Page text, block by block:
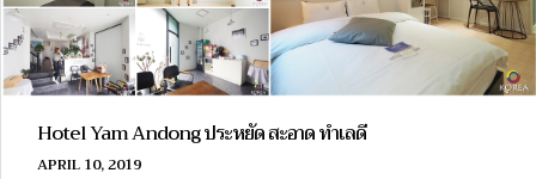
Hotel Yam Andong ประหยัด สะอาด ทำเลดี
APRIL 10, 2019